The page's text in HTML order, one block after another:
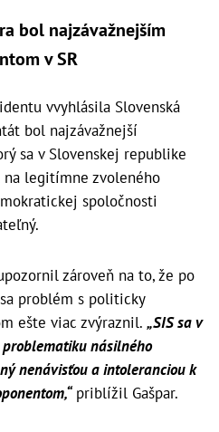
bol najzávažnejším
v SR
vvyhlásila Slovenská
bol najzávažnejší
sa v Slovenskej republike
na legitímne zvoleného
spoločnosti
zároveň na to, že po
problém s politicky
ešte viac zvýraznil. „SIS sa v
násilného
nenávisťou a intoleranciou k
priblížil Gašpar.